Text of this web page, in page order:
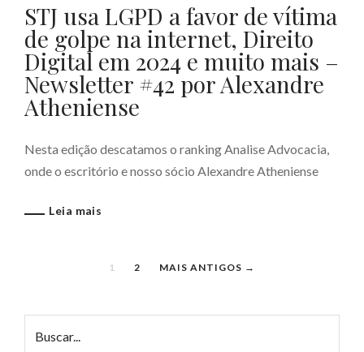
STJ usa LGPD a favor de vítima
de golpe na internet, Direito
Digital em 2024 e muito mais –
Newsletter #42 por Alexandre
Atheniense
Nesta edição descatamos o ranking Analise Advocacia,
onde o escritório e nosso sócio Alexandre Atheniense
Leia mais
1 2 MAIS ANTIGOS →